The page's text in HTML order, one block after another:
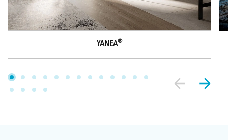
YANEA®